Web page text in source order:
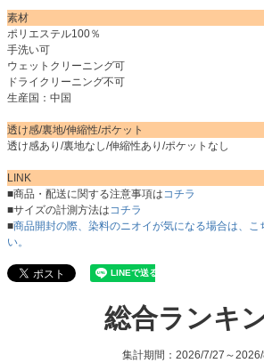
素材
ポリエステル100％
手洗い可
ウェットクリーニング可
ドライクリーニング不可
生産国：中国
透け感/裏地/伸縮性/ポケット
透け感あり/裏地なし/伸縮性あり/ポケットなし
LINK
■商品・配送に関する注意事項はコチラ
■サイズの計測方法はコチラ
■商品開封の際、染料のニオイが気になる場合は、こ
い。
総合ランキ
集計期間：2026/7/27～